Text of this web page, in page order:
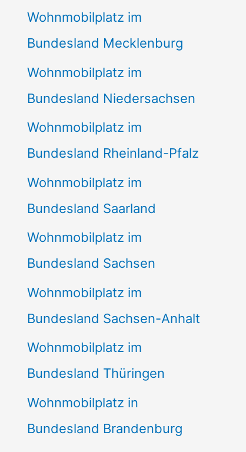
Wohnmobilplatz im
Bundesland Mecklenburg
Wohnmobilplatz im
Bundesland Niedersachsen
Wohnmobilplatz im
Bundesland Rheinland-Pfalz
Wohnmobilplatz im
Bundesland Saarland
Wohnmobilplatz im
Bundesland Sachsen
Wohnmobilplatz im
Bundesland Sachsen-Anhalt
Wohnmobilplatz im
Bundesland Thüringen
Wohnmobilplatz in
Bundesland Brandenburg